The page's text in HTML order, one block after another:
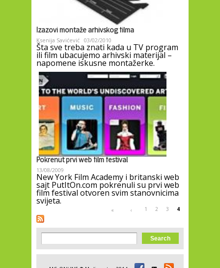
Izazovi montaže arhivskog filma
Ksenija Savićević 03/02/2010
Šta sve treba znati kada u TV program
ili film ubacujemo arhivski materijal –
napomene iskusne montažerke.
Pokrenut prvi web film festival
13/08/2009
New York Film Academy i britanski web
sajt PutItOn.com pokrenuli su prvi web
film festival otvoren svim stanovnicima
svijeta.
Pages « ‹ 1 2 3 4
Search form
Search